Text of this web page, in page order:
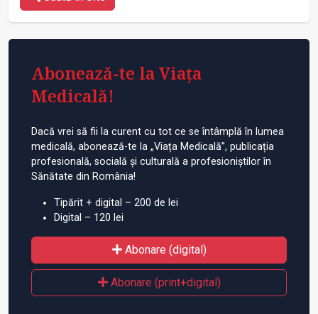
Abonează-te la Viața
Medicală!
Dacă vrei să fii la curent cu tot ce se întâmplă în lumea
medicală, abonează-te la „Viața Medicală”, publicația
profesională, socială și culturală a profesioniștilor în
Sănătate din România!
Tipărit + digital – 200 de lei
Digital – 120 lei
Abonare (digital)
Abonare (print+digital)